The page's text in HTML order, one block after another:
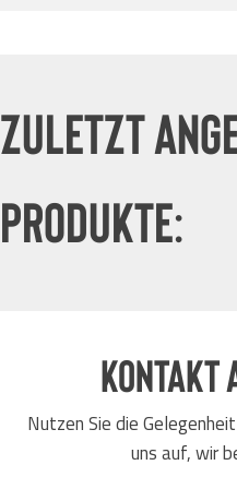
Zuletzt
Produkte:
Kontakt
Nutzen Sie die
uns auf, wir